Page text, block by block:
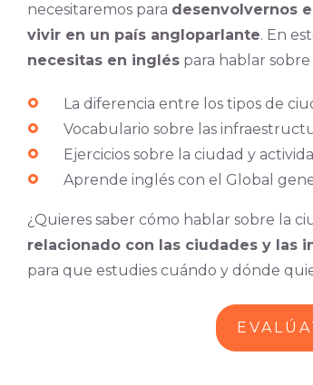
necesitaremos para desenvolvernos
vivir en un país angloparlante. En
necesitas en ingléspara hablar sobre
La diferencia entre los tipos de
Vocabulario sobre las
Ejercicios sobre la ciudad y
Aprende inglés con el Global
¿Quieres saber cómo hablar sobre la
relacionado con las ciudades y las
para que estudies cuándo y dónde